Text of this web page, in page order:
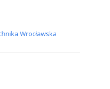
Wrocławska